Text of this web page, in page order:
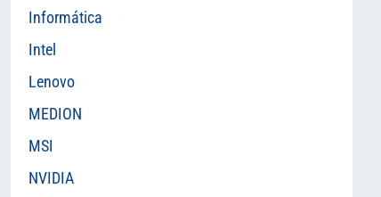
Informática
Intel
Lenovo
MEDION
MSI
NVIDIA